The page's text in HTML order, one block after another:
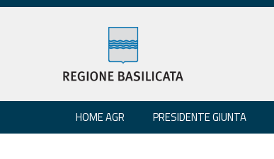
HOME AGR PRESIDENTE GIUNTA